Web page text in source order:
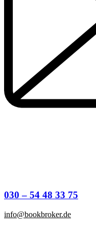
030 – 54 48 33 75
info@bookbroker.de